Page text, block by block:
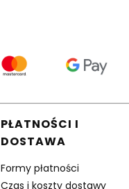
PŁATNOŚCI I
DOSTAWA
Formy płatności
Czas i koszty dostawy